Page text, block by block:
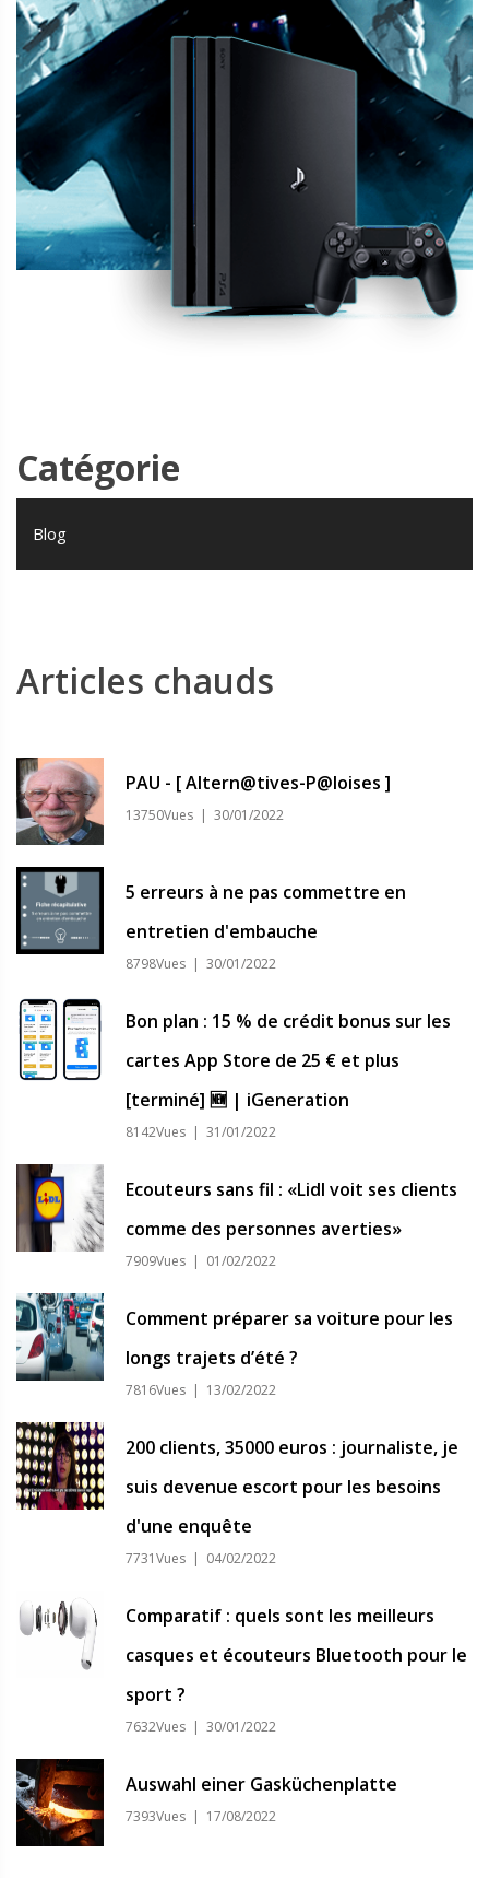
Catégorie
Blog
Articles chauds
PAU - [ Altern@tives-P@loises ]
13750Vues | 30/01/2022
5 erreurs à ne pas commettre en
entretien d'embauche
8798Vues | 30/01/2022
Bon plan : 15 % de crédit bonus sur les
cartes App Store de 25 € et plus
[terminé] 🆕 | iGeneration
8142Vues | 31/01/2022
Ecouteurs sans fil : «Lidl voit ses clients
comme des personnes averties»
7909Vues | 01/02/2022
Comment préparer sa voiture pour les
longs trajets d’été ?
7816Vues | 13/02/2022
200 clients, 35000 euros : journaliste, je
suis devenue escort pour les besoins
d'une enquête
7731Vues | 04/02/2022
Comparatif : quels sont les meilleurs
casques et écouteurs Bluetooth pour le
sport ?
7632Vues | 30/01/2022
Auswahl einer Gasküchenplatte
7393Vues | 17/08/2022